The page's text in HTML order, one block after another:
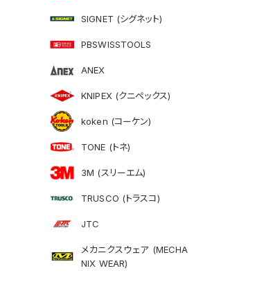
SIGNET (シグネット)
PBSWISSTOOLS
ANEX
KNIPEX (クニペックス)
koken (コーケン)
TONE (トネ)
3M (スリーエム)
TRUSCO (トラスコ)
JTC
メカニクスウェア (MECHA
NIX WEAR)